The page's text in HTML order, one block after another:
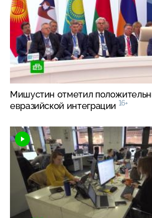
Мишустин отметил
евразийской интеграции 16+